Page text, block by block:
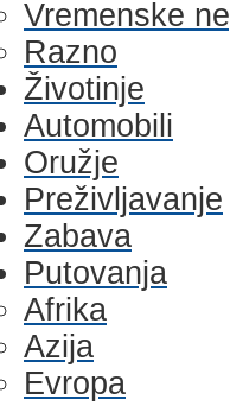
Vremenske
Razno
Životinje
Automobili
Oružje
Preživljavanje
Zabava
Putovanja
Afrika
Azija
Evropa